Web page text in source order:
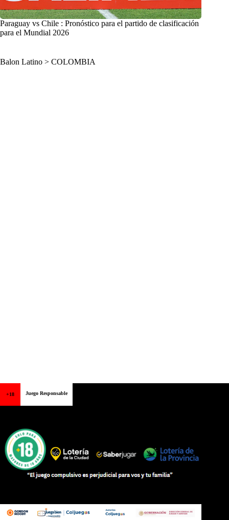
Paraguay vs Chile : Pronóstico para el partido de clasificación
para el Mundial 2026
Balon Latino > COLOMBIA
+18 Juego Responsable